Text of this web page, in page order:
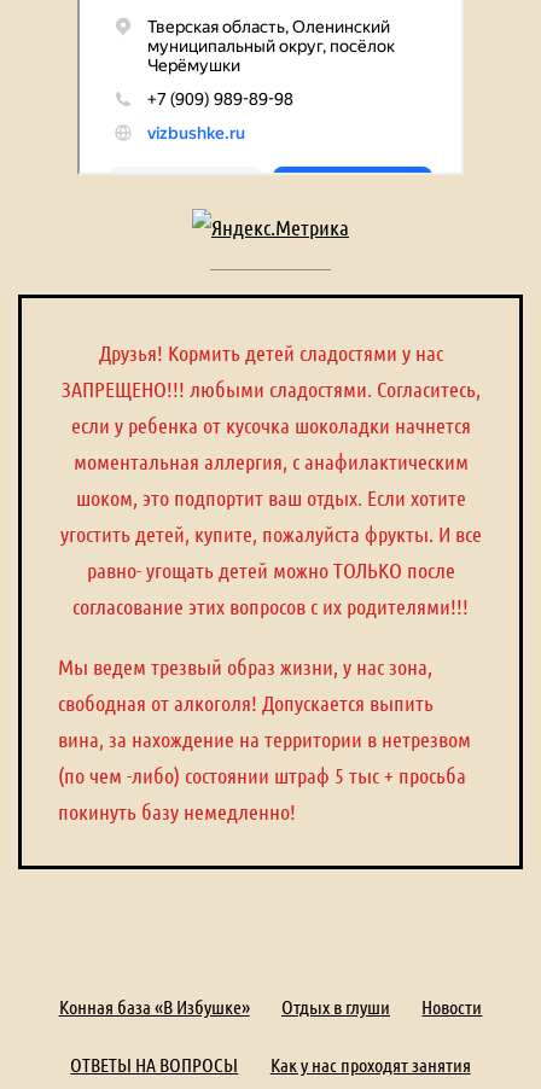
Друзья! Кормить детей сладостями у нас
ЗАПРЕЩЕНО!!! любыми сладостями. Согласитесь,
если у ребенка от кусочка шоколадки начнется
моментальная аллергия, с анафилактическим
шоком, это подпортит ваш отдых. Если хотите
угостить детей, купите, пожалуйста фрукты. И все
равно- угощать детей можно ТОЛЬКО после
согласование этих вопросов с их родителями!!!
Мы ведем трезвый образ жизни, у нас зона,
свободная от алкоголя! Допускается выпить
вина, за нахождение на территории в нетрезвом
(по чем -либо) состоянии штраф 5 тыс + просьба
покинуть базу немедленно!
Конная база «В Избушке» Отдых в глуши Новости
ОТВЕТЫ НА ВОПРОСЫ Как у нас проходят занятия